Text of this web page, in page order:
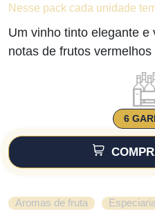
Nesse pack cada unidade
Um vinho tinto elegante e
notas de frutos
6
Aromas de fruta